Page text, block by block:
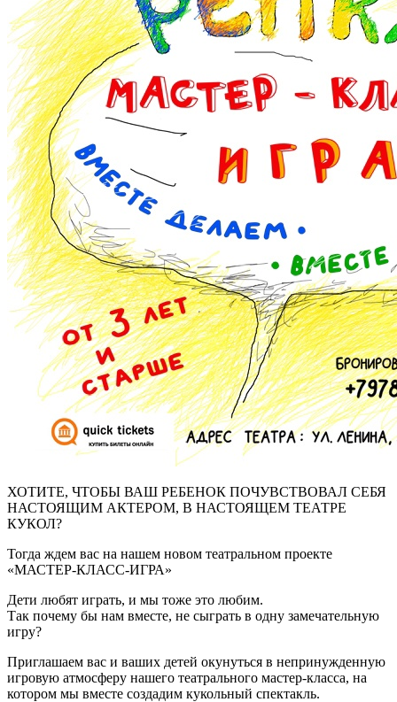
ХОТИТЕ, ЧТОБЫ ВАШ РЕБЕНОК ПОЧУВСТВОВАЛ СЕБЯ
НАСТОЯЩИМ АКТЕРОМ, В НАСТОЯЩЕМ ТЕАТРЕ
КУКОЛ?
Тогда ждем вас на нашем новом театральном проекте
«МАСТЕР-КЛАСС-ИГРА»
Дети любят играть, и мы тоже это любим.
Так почему бы нам вместе, не сыграть в одну замечательную
игру?
Приглашаем вас и ваших детей окунуться в непринужденную
игровую атмосферу нашего театрального мастер-класса, на
котором мы вместе создадим кукольный спектакль.